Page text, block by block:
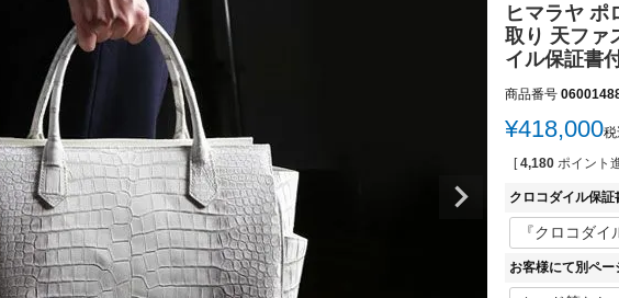
ヒマラヤ ポ
取り 天ファ
イル保証書
商品番号
¥418,000税
[ 4,180 ポイント
クロコダイル保証
お客様にて別ペ